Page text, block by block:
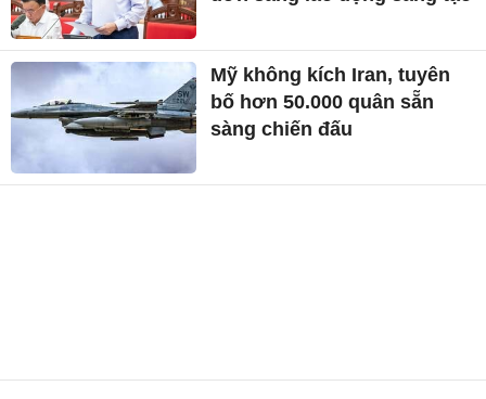
Mỹ không kích Iran, tuyên
bố hơn 50.000 quân sẵn
sàng chiến đấu